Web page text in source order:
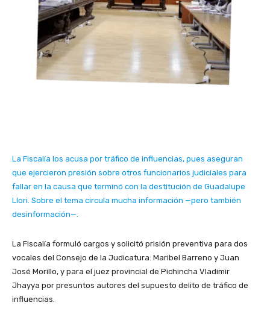
La Fiscalía los acusa por tráfico de influencias, pues aseguran
que ejercieron presión sobre otros funcionarios judiciales para
fallar en la causa que terminó con la destitución de Guadalupe
Llori. Sobre el tema circula mucha información —pero también
desinformación—.
La Fiscalía formuló cargos y solicitó prisión preventiva para dos
vocales del Consejo de la Judicatura: Maribel Barreno y Juan
José Morillo, y para el juez provincial de Pichincha Vladimir
Jhayya por presuntos autores del supuesto delito de tráfico de
influencias.